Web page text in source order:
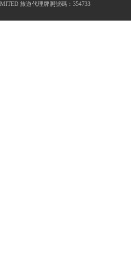
旅遊代理牌照號碼：354733